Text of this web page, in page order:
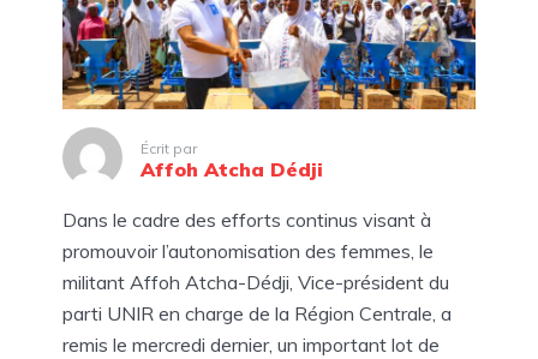
Écrit par
Affoh Atcha Dédji
Dans le cadre des efforts continus visant à
promouvoir l’autonomisation des femmes, le
militant Affoh Atcha-Dédji, Vice-président du
parti UNIR en charge de la Région Centrale, a
remis le mercredi dernier, un important lot de